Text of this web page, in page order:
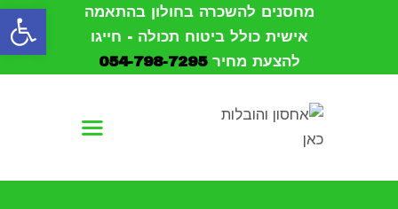
מחסנים להשכרה בחולון בהתאמה
אישית כולל ביטוח תכולה - חייגו
להצעת מחיר054-798-7295
פתח סרגל נגישות